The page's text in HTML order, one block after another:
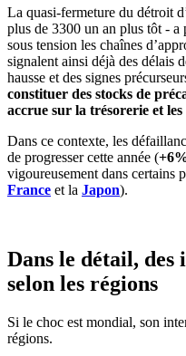
La quasi-fermeture du détroit
plus de 3300 un an plus tôt - a
sous tension les chaînes
signalent ainsi déjà des délais
hausse et des signes
constituer des stocks de
accrue sur la trésorerie et les
Dans ce contexte, les
de progresser cette année (
vigoureusement dans certains
France et la Japon).
Dans le détail, des
selon les régions
Si le choc est mondial, son
régions.